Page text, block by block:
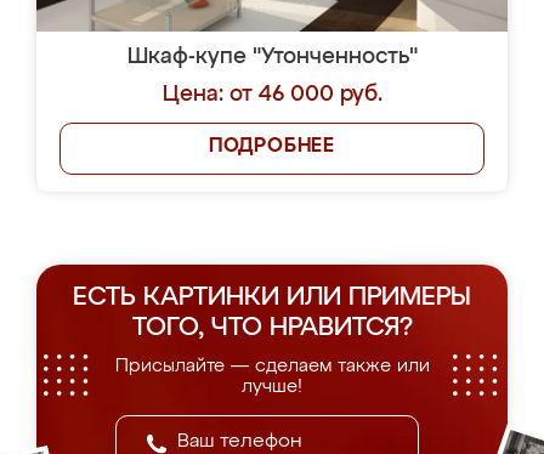
Шкаф-купе "Утонченность"
Цена: от 46 000 руб.
ПОДРОБНЕЕ
ЕСТЬ КАРТИНКИ ИЛИ ПРИМЕРЫ
ТОГО, ЧТО НРАВИТСЯ?
Присылайте — сделаем также или
лучше!